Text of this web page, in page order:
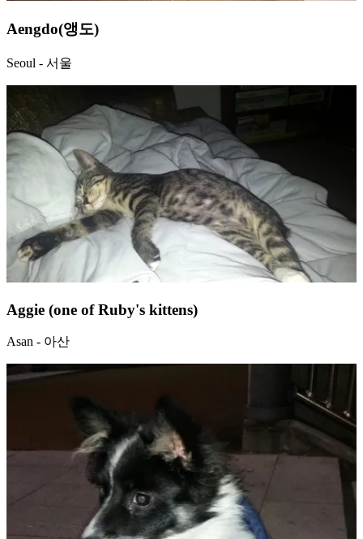
Aengdo(앵도)
Seoul - 서울
Aggie (one of Ruby's kittens)
Asan - 아산